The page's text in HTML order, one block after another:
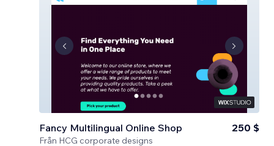
Fancy Multilingual Online Shop
Från HCG corporate designs
250 $